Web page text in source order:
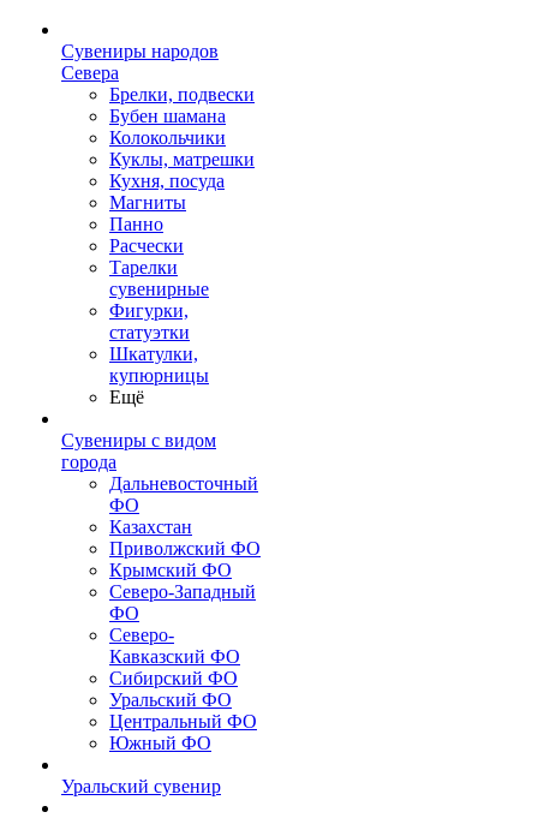
Сувениры народов
Севера
Брелки, подвески
Бубен шамана
Колокольчики
Куклы, матрешки
Кухня, посуда
Магниты
Панно
Расчески
Тарелки
сувенирные
Фигурки,
статуэтки
Шкатулки,
купюрницы
Ещё
Сувениры с видом
города
Дальневосточный
ФО
Казахстан
Приволжский ФО
Крымский ФО
Северо-Западный
ФО
Северо-
Кавказский ФО
Сибирский ФО
Уральский ФО
Центральный ФО
Южный ФО
Уральский сувенир